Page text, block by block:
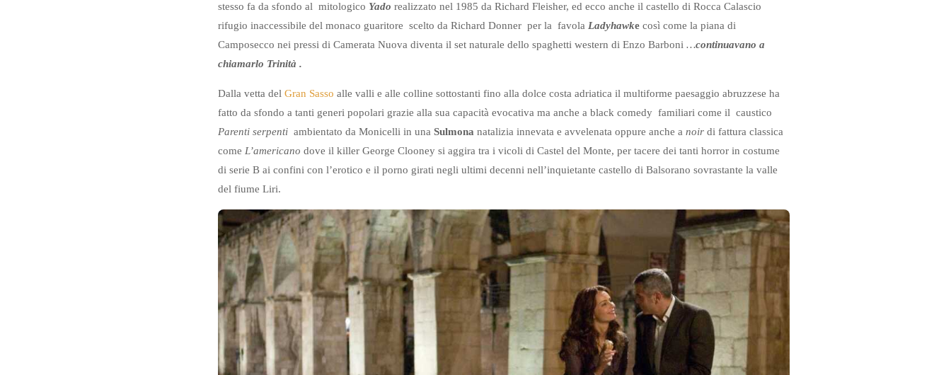
stesso fa da sfondo al mitologico Yado realizzato nel 1985 da Richard Fleisher, ed ecco anche il castello di Rocca Calascio
rifugio inaccessibile del monaco guaritore scelto da Richard Donner per la favola Ladyhawke così come la piana di
Camposecco nei pressi di Camerata Nuova diventa il set naturale dello spaghetti western di Enzo Barboni …continuavano a
chiamarlo Trinità .
Dalla vetta del Gran Sasso alle valli e alle colline sottostanti fino alla dolce costa adriatica il multiforme paesaggio abruzzese ha
fatto da sfondo a tanti generi popolari grazie alla sua capacità evocativa ma anche a black comedy familiari come il caustico
Parenti serpenti ambientato da Monicelli in una Sulmona natalizia innevata e avvelenata oppure anche a noir di fattura classica
come L’americano dove il killer George Clooney si aggira tra i vicoli di Castel del Monte, per tacere dei tanti horror in costume
di serie B ai confini con l’erotico e il porno girati negli ultimi decenni nell’inquietante castello di Balsorano sovrastante la valle
del fiume Liri.